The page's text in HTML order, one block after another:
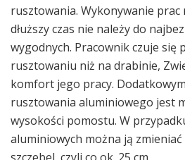
rusztowania. Wykonywanie prac
dłuższy czas nie należy do
wygodnych. Pracownik czuje się
rusztowaniu niż na drabinie,
komfort jego pracy.
rusztowania aluminiowego jest
wysokości pomostu. W
aluminiowych można ją